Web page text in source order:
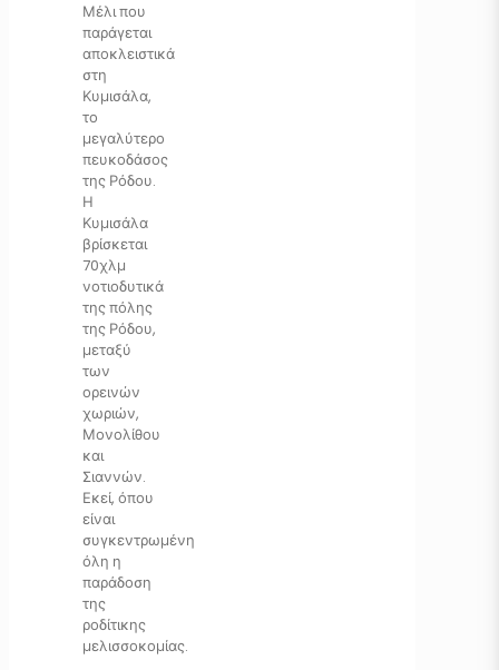
Μέλι που
παράγεται
αποκλειστικά
στη
Κυμισάλα,
το
μεγαλύτερο
πευκοδάσος
της Ρόδου.
Η
Κυμισάλα
βρίσκεται
70χλμ
νοτιοδυτικά
της πόλης
της Ρόδου,
μεταξύ
των
ορεινών
χωριών,
Μονολίθου
και
Σιαννών.
Εκεί, όπου
είναι
συγκεντρωμένη
όλη η
παράδοση
της
ροδίτικης
μελισσοκομίας.